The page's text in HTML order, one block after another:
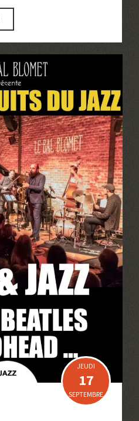
JEUDI
17
SEPTEMBRE